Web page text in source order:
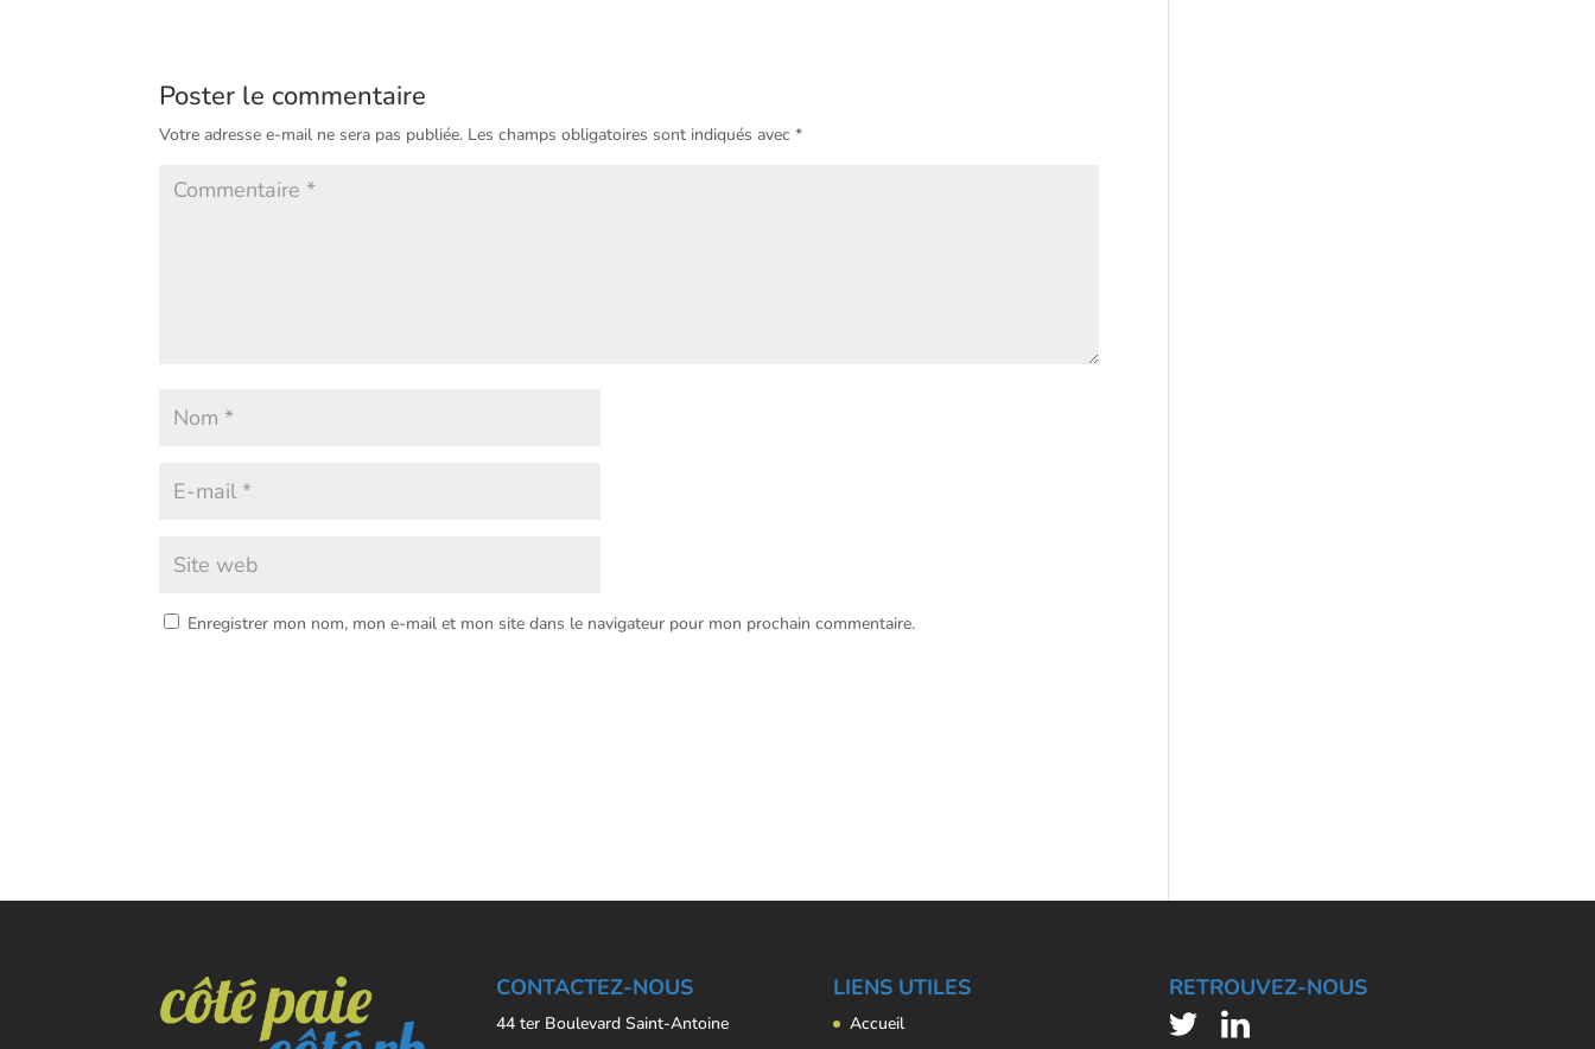
Poster le commentaire
Votre adresse e-mail ne sera pas publiée. Les champs obligatoires sont indiqués avec*
Enregistrer mon nom, mon e-mail et mon site dans le navigateur pour mon prochain commentaire.
CONTACTEZ-NOUS
44 ter Boulevard Saint-Antoine
LIENS UTILES
Accueil
RETROUVEZ-NOUS